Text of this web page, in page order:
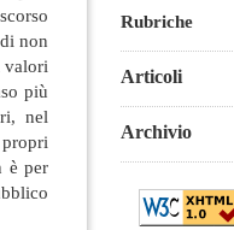
non
valori
più
nel
è per
Rubriche
Articoli
Archivio